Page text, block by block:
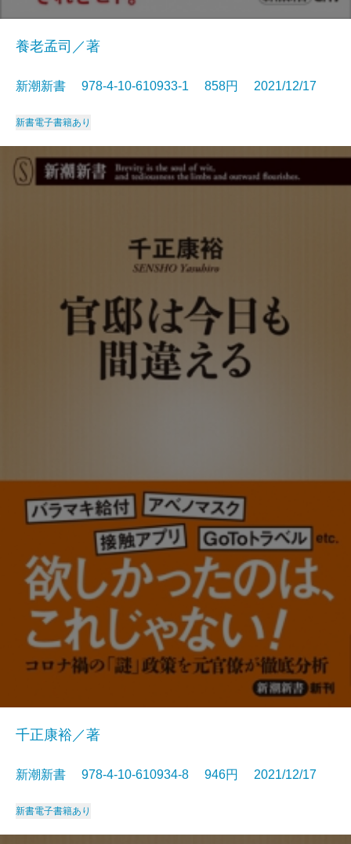
養老孟司／著
新潮新書 978-4-10-610933-1 858円 2021/12/17
新書電子書籍あり
千正康裕／著
新潮新書 978-4-10-610934-8 946円 2021/12/17
新書電子書籍あり